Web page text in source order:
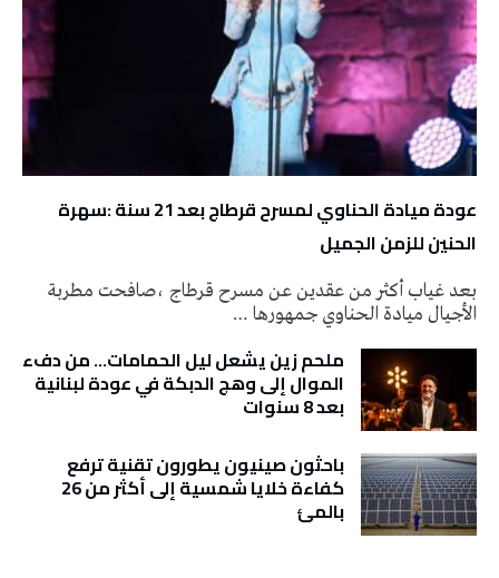
عودة ميادة الحناوي لمسرح قرطاج بعد 21 سنة :سهرة
الحنين للزمن الجميل
بعد غياب أكثر من عقدين عن مسرح قرطاج ،صافحت مطربة
الأجيال ميادة الحناوي جمهورها …
ملحم زين يشعل ليل الحمامات… من دفء
الموال إلى وهج الدبكة في عودة لبنانية
بعد 8 سنوات
باحثون صينيون يطورون تقنية ترفع
كفاءة خلايا شمسية إلى أكثر من 26
بالمئ